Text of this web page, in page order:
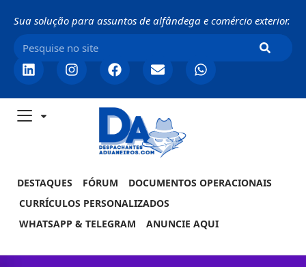
Sua solução para assuntos de alfândega e comércio exterior.
DESTAQUES FÓRUM
DOCUMENTOS OPERACIONAIS
CURRÍCULOS PERSONALIZADOS
WHATSAPP & TELEGRAM
ANUNCIE AQUI